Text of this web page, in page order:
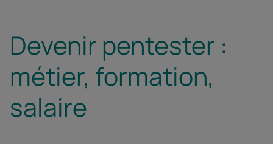
Devenir pentester :
métier, formation,
salaire